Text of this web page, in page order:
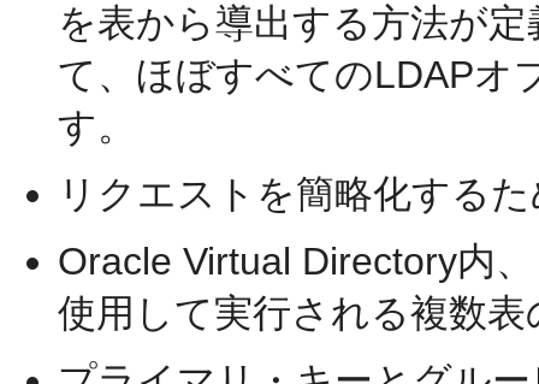
を表から導出する方法が
て、ほぼすべてのLDAPオ
す。
リクエストを簡略化する
Oracle Virtual Directory内
使用して実行される複数表